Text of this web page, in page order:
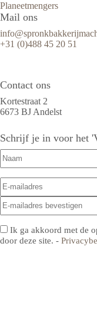
Planeetmengers
Mail ons
+31 (0)488 45 20 51
Contact ons
Kortestraat 2
6673 BJ Andelst
Schrijf je in voor het
Naam
E-
mailadres(Vereist)
Privacy(Vereist)
Ik ga akkoord met de
door deze site. -